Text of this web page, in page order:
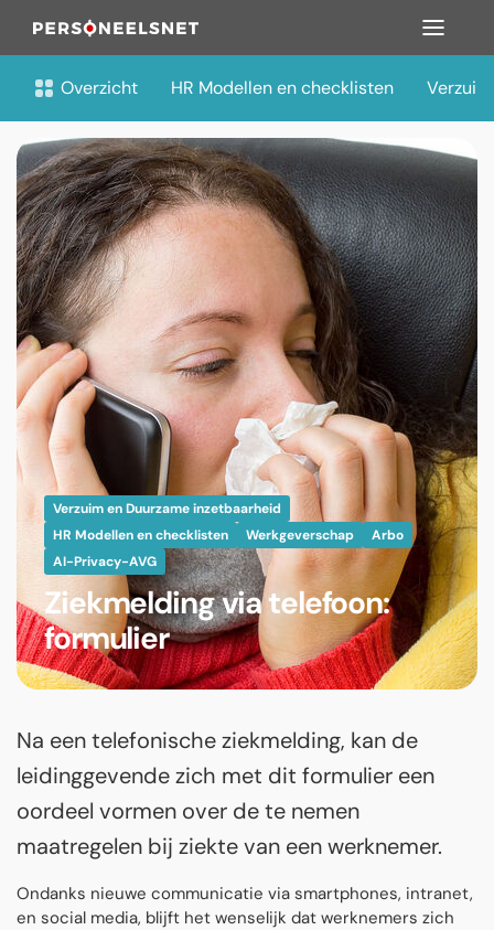
Overzicht HR Modellen en checklisten
Verzuim en Duurzame inzetbaarheid
HR Modellen en checklisten
Werkgeverschap
Arbo
AI-Privacy-AVG
Ziekmelding via telefoon:
formulier
Na een telefonische ziekmelding, kan de
leidinggevende zich met dit formulier een
oordeel vormen over de te nemen
maatregelen bij ziekte van een werknemer.
Ondanks nieuwe communicatie via smartphones, intranet,
en social media, blijft het wenselijk dat werknemers zich